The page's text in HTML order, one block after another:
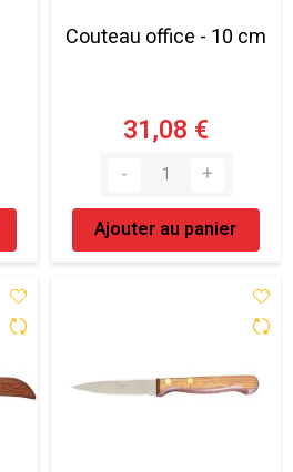
Couteau office - 10 cm
31,08 €
Ajouter au panier